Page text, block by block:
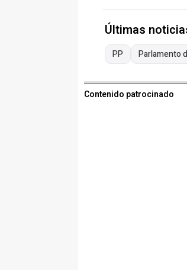
Últimas
PP Parlamento
Contenido patrocinado